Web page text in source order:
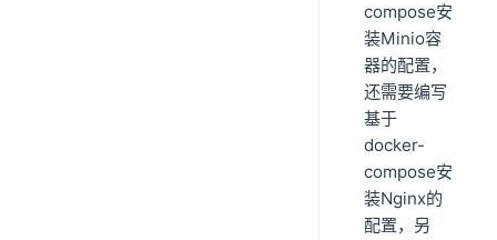
compose安
装Minio容
器的配置，
还需要编写
基于
docker-
compose安
装Nginx的
配置，另